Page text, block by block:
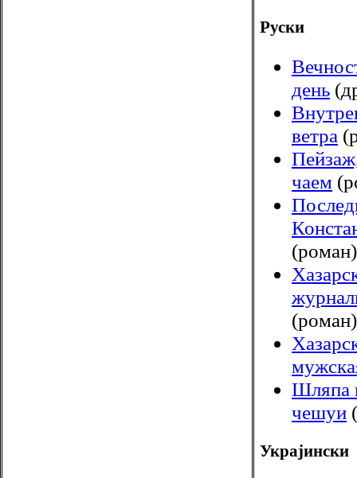
Руски
день
ветра
чаем
(роман)
(роман)
Шляпа
чешуи
Украјински